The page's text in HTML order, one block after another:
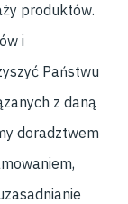
produktów.
i
Państwu
z daną
doradztwem